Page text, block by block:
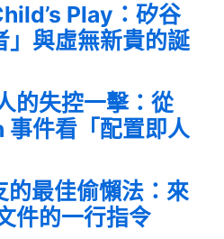
Play：矽谷
」與虛無新貴的誕
的失控一擊：從
件看「配置即人
最佳偷懶法：來
件的一行指令